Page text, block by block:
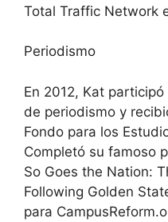
Total Traffic Network
Periodismo
En 2012, Kat
de periodismo y
Fondo para los
Completó su famoso
So Goes the Nation:
Following Golden
para